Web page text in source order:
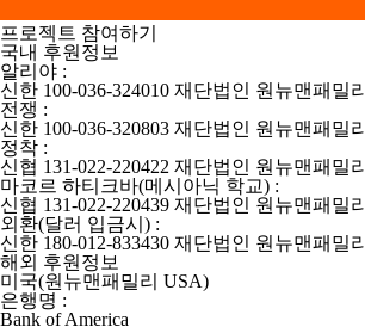
프로젝트 참여하기
국내 후원정보
알리야 :
신한 100-036-324010 재단법인 원뉴맨패밀리
전쟁 :
신한 100-036-320803 재단법인 원뉴맨패밀리
정착 :
신협 131-022-220422 재단법인 원뉴맨패밀리
마코르 하티크바(메시아닉 학교) :
신협 131-022-220439 재단법인 원뉴맨패밀리
외환(달러 입금시) :
신한 180-012-833430 재단법인 원뉴맨패밀리
해외 후원정보
미국(원뉴맨패밀리 USA)
은행명 :
Bank of America